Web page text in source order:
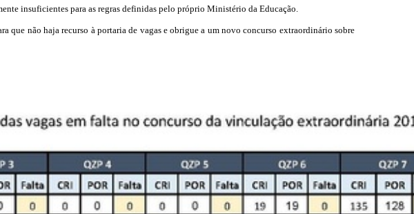
insuficientes para as regras definidas pelo próprio Ministério da Educação.
que não haja recurso à portaria de vagas e obrigue a um novo concurso extraordinário sobre